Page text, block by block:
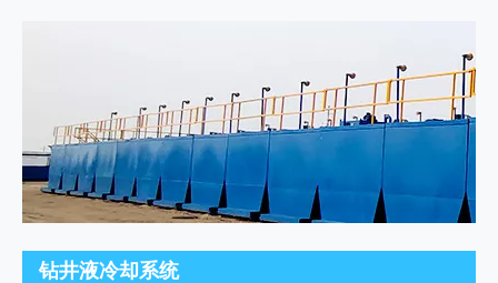
钻井液冷却系统